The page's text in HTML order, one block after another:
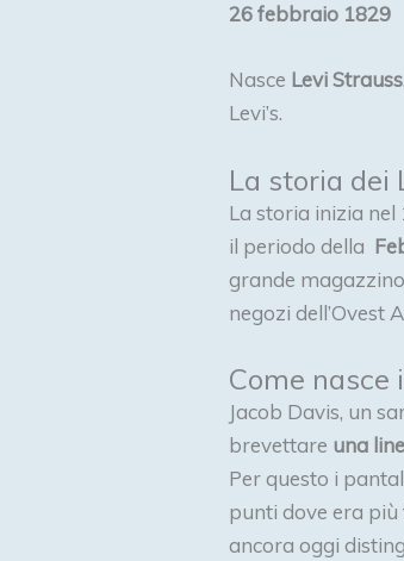
26 febbraio 1829
Nasce Levi Strauss
Levi’s.
La storia dei
La storia inizia nel
il periodo della
grande
negozi dell’Ovest
Come nasce
Jacob Davis, un
brevettare una
Per questo i
punti dove era più
ancora oggi